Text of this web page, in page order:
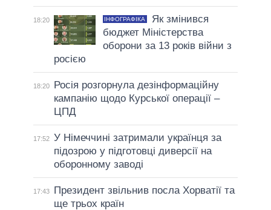
18:20 ІНФОГРАФІКА
Як змінився
бюджет Міністерства
оборони за 13 років війни з
росією
18:20
Росія розгорнула дезінформаційну
кампанію щодо Курської операції –
ЦПД
17:52 У Німеччині затримали українця за
підозрою у підготовці диверсії на
оборонному заводі
17:43
Президент звільнив посла Хорватії та
ще трьох країн